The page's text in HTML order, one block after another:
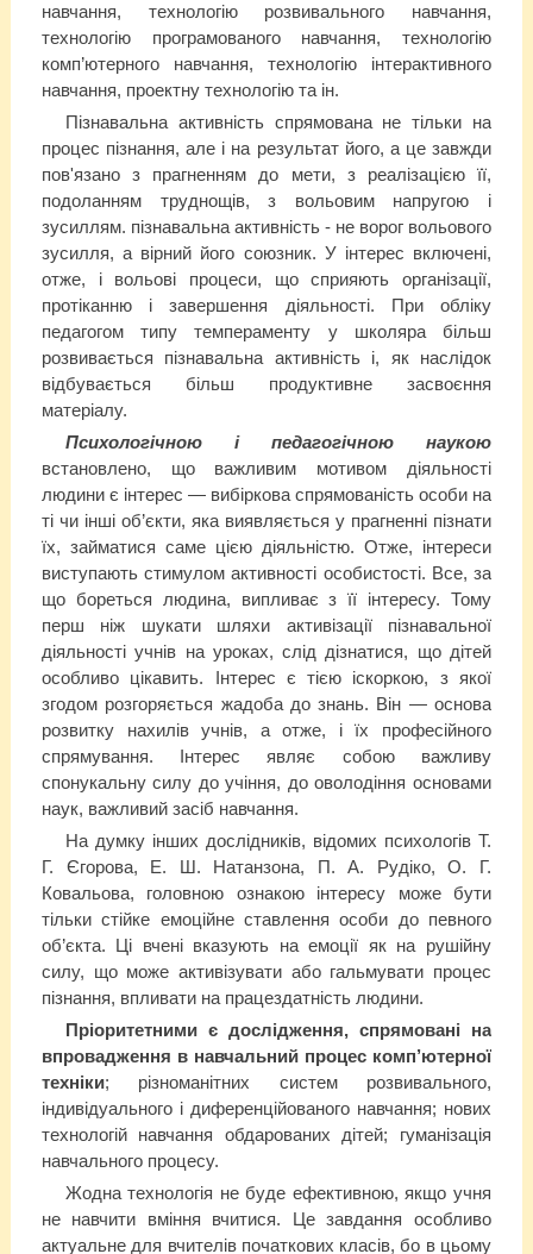
навчання, технологію розвивального навчання,
технологію програмованого навчання, технологію
комп’ютерного навчання, технологію інтерактивного
навчання, проектну технологію та ін.
Пізнавальна активність спрямована не тільки на
процес пізнання, але і на результат його, а це завжди
пов'язано з прагненням до мети, з реалізацією її,
подоланням труднощів, з вольовим напругою і
зусиллям. пізнавальна активність - не ворог вольового
зусилля, а вірний його союзник. У інтерес включені,
отже, і вольові процеси, що сприяють організації,
протіканню і завершення діяльності. При обліку
педагогом типу темпераменту у школяра більш
розвивається пізнавальна активність і, як наслідок
відбувається більш продуктивне засвоєння
матеріалу.
Психологічною і педагогічною наукою
встановлено, що важливим мотивом діяльності
людини є інтерес — вибіркова спрямованість особи на
ті чи інші об’єкти, яка виявляється у прагненні пізнати
їх, займатися саме цією діяльністю. Отже, інтереси
виступають стимулом активності особистості. Все, за
що бореться людина, випливає з її інтересу. Тому
перш ніж шукати шляхи активізації пізнавальної
діяльності учнів на уроках, слід дізнатися, що дітей
особливо цікавить. Інтерес є тією іскоркою, з якої
згодом розгоряється жадоба до знань. Він — основа
розвитку нахилів учнів, а отже, і їх професійного
спрямування. Інтерес являє собою важливу
спонукальну силу до учіння, до оволодіння основами
наук, важливий засіб навчання.
На думку інших дослідників, відомих психологів Т.
Г. Єгорова, Е. Ш. Натанзона, П. А. Рудіко, О. Г.
Ковальова, головною ознакою інтересу може бути
тільки стійке емоційне ставлення особи до певного
об’єкта. Ці вчені вказують на емоції як на рушійну
силу, що може активізувати або гальмувати процес
пізнання, впливати на працездатність людини.
Пріоритетними є дослідження, спрямовані на
впровадження в навчальний процес комп’ютерної
техніки; різноманітних систем розвивального,
індивідуального і диференційованого навчання; нових
технологій навчання обдарованих дітей; гуманізація
навчального процесу.
Жодна технологія не буде ефективною, якщо учня
не навчити вміння вчитися. Це завдання особливо
актуальне для вчителів початкових класів, бо в цьому